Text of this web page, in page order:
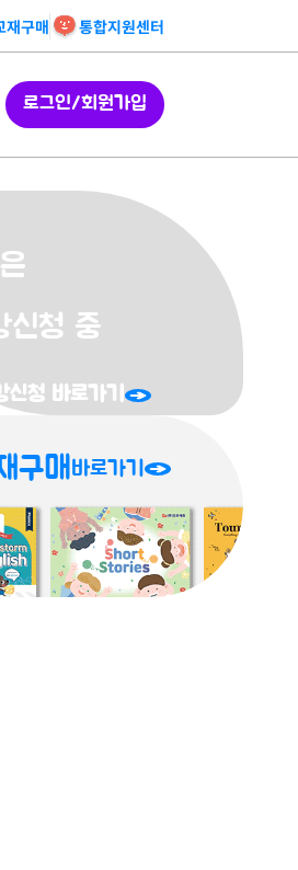
재구매 통합지원센터
로그인/회원가입
신청 중
신청 바로가기
구매바로가기